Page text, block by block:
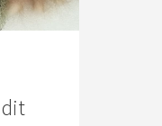
dit